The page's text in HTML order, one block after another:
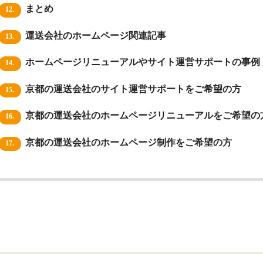
12. まとめ
13. 運送会社のホームページ関連記事
14. ホームページリニューアルやサイト運営サポートの事例
15. 京都の運送会社のサイト運営サポートをご希望の方
16. 京都の運送会社のホームページリニューアルをご希望の
17. 京都の運送会社のホームページ制作をご希望の方